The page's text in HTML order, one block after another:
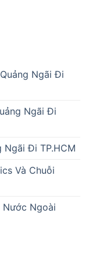
Ngãi Đi
Ngãi Đi
Ngãi Đi TP.HCM
Và Chuỗi
Ngoài